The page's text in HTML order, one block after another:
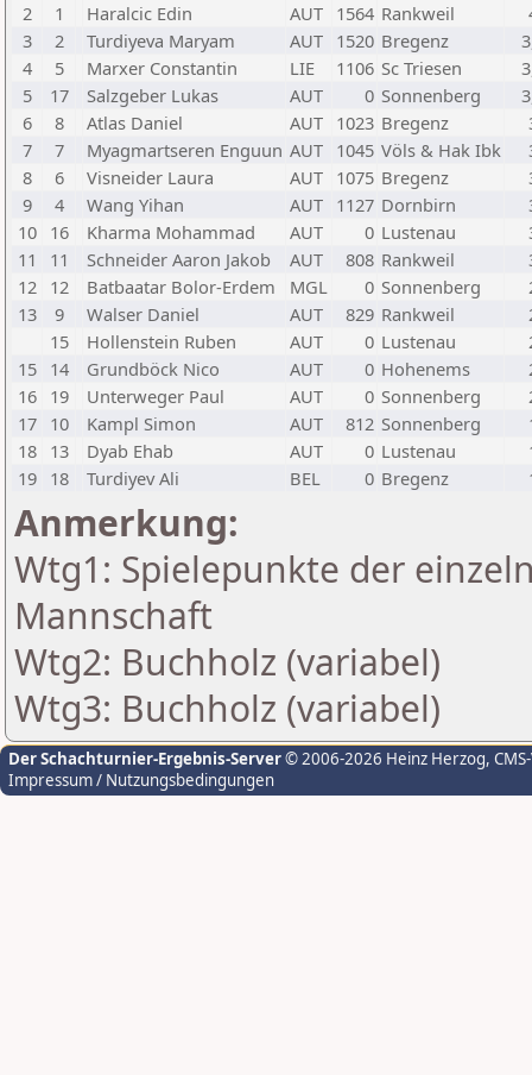
2
1 Haralcic Edin AUT 1564 Rankweil
3
2 Turdiyeva Maryam AUT 1520 Bregenz
4
5 Marxer Constantin LIE 1106 Sc Triesen
5
17 Salzgeber Lukas AUT 0 Sonnenberg
6
8 Atlas Daniel AUT 1023 Bregenz
7
7 Myagmartseren Enguun AUT 1045 Völs & Hak Ibk
8
6 Visneider Laura AUT 1075 Bregenz
9
4 Wang Yihan AUT 1127 Dornbirn
10 16 Kharma Mohammad AUT 0 Lustenau
11
11 Schneider Aaron Jakob AUT 808 Rankweil
12 12 Batbaatar Bolor-Erdem MGL 0 Sonnenberg
13
9 Walser Daniel AUT 829 Rankweil
15
Hollenstein Ruben AUT 0 Lustenau
15 14 Grundböck Nico AUT 0 Hohenems
16 19 Unterweger Paul AUT 0 Sonnenberg
17 10 Kampl Simon AUT 812 Sonnenberg
18 13 Dyab Ehab AUT 0 Lustenau
19 18 Turdiyev Ali BEL 0 Bregenz
Anmerkung:
Wtg1: Spielepunkte der
Mannschaft
Wtg2: Buchholz (variabel)
Wtg3: Buchholz (variabel)
Der Schachturnier-Ergebnis-Server© 2006-2026 Heinz Herzog,
Impressum / Nutzungsbedingungen